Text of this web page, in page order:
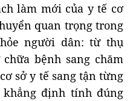
làm mới của y tế cơ
quan trọng trong
người dân: từ thụ
bệnh sang chăm
sở y tế sang tận từng
định tính đúng